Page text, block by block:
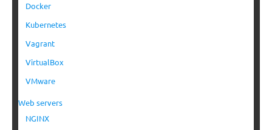
Docker
Kubernetes
Vagrant
VirtualBox
VMware
Web servers
NGINX